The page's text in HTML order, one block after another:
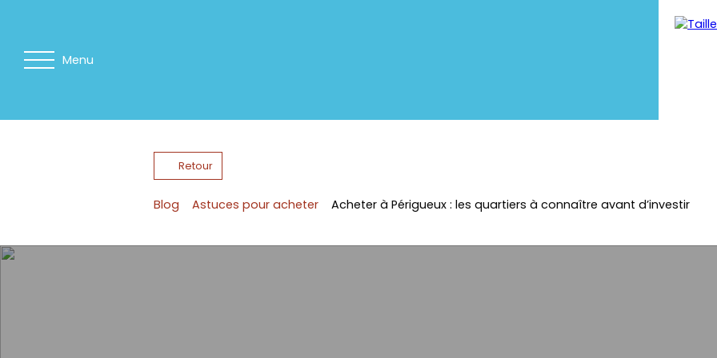
Menu
Retour
Blog Astuces pour acheter Acheter à Périgueux : les quartiers à connaître avant d’investir